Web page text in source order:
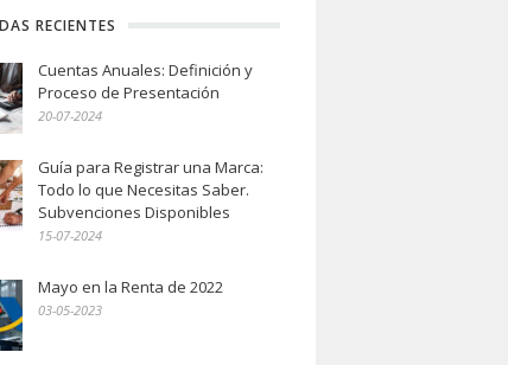
RECIENTES
Cuentas Anuales: Definición y
Proceso de Presentación
20-07-2024
Guía para Registrar una Marca:
Todo lo que Necesitas Saber.
Subvenciones Disponibles
15-07-2024
Mayo en la Renta de 2022
03-05-2023